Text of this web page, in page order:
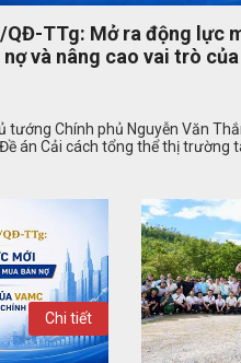
QĐ-TTg: Mở ra động lực
và nâng cao vai trò
tướng Chính phủ Nguyễn Văn
án Cải cách tổng thể thị trường
Chi tiết